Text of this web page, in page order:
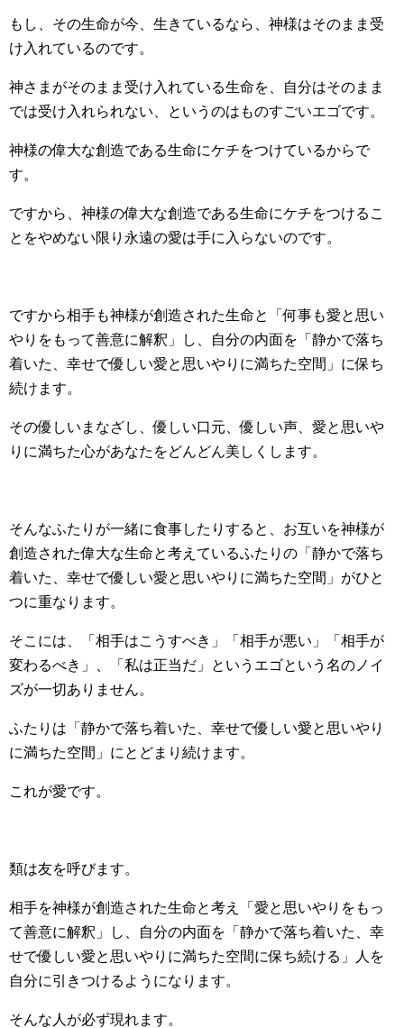
もし、その生命が今、生きているなら、神様はそのまま受
け入れているのです。
神さまがそのまま受け入れている生命を、自分はそのまま
では受け入れられない、というのはものすごいエゴです。
神様の偉大な創造である生命にケチをつけているからで
す。
ですから、神様の偉大な創造である生命にケチをつけるこ
とをやめない限り永遠の愛は手に入らないのです。
ですから相手も神様が創造された生命と「何事も愛と思い
やりをもって善意に解釈」し、自分の内面を「静かで落ち
着いた、幸せで優しい愛と思いやりに満ちた空間」に保ち
続けます。
その優しいまなざし、優しい口元、優しい声、愛と思いや
りに満ちた心があなたをどんどん美しくします。
そんなふたりが一緒に食事したりすると、お互いを神様が
創造された偉大な生命と考えているふたりの「静かで落ち
着いた、幸せで優しい愛と思いやりに満ちた空間」がひと
つに重なります。
そこには、「相手はこうすべき」「相手が悪い」「相手が
変わるべき」、「私は正当だ」というエゴという名のノイ
ズが一切ありません。
ふたりは「静かで落ち着いた、幸せで優しい愛と思いやり
に満ちた空間」にとどまり続けます。
これが愛です。
類は友を呼びます。
相手を神様が創造された生命と考え「愛と思いやりをもっ
て善意に解釈」し、自分の内面を「静かで落ち着いた、幸
せで優しい愛と思いやりに満ちた空間に保ち続ける」人を
自分に引きつけるようになります。
そんな人が必ず現れます。